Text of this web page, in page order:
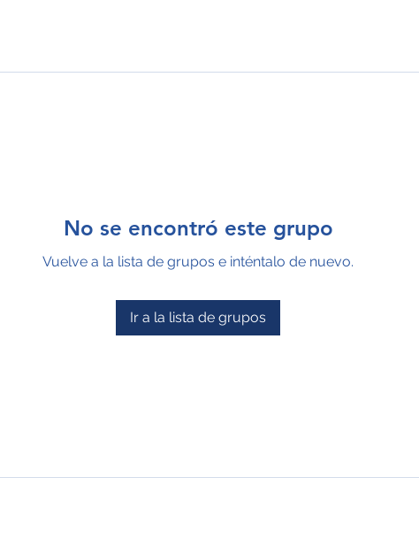
No se encontró este grupo
Vuelve a la lista de grupos e inténtalo de nuevo.
Ir a la lista de grupos